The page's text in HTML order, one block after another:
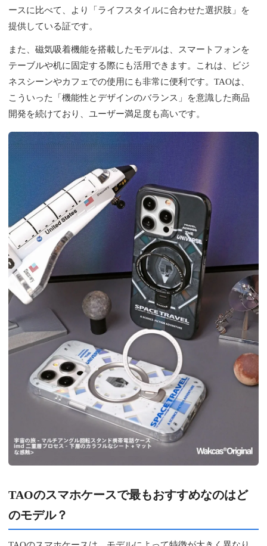
ースに比べて、より「ライフスタイルに合わせた選択肢」を
提供している証です。
また、磁気吸着機能を搭載したモデルは、スマートフォンを
テーブルや机に固定する際にも活用できます。これは、ビジ
ネスシーンやカフェでの使用にも非常に便利です。TAOは、
こういった「機能性とデザインのバランス」を意識した商品
開発を続けており、ユーザー満足度も高いです。
TAOのスマホケースで最もおすすめなのはど
のモデル？